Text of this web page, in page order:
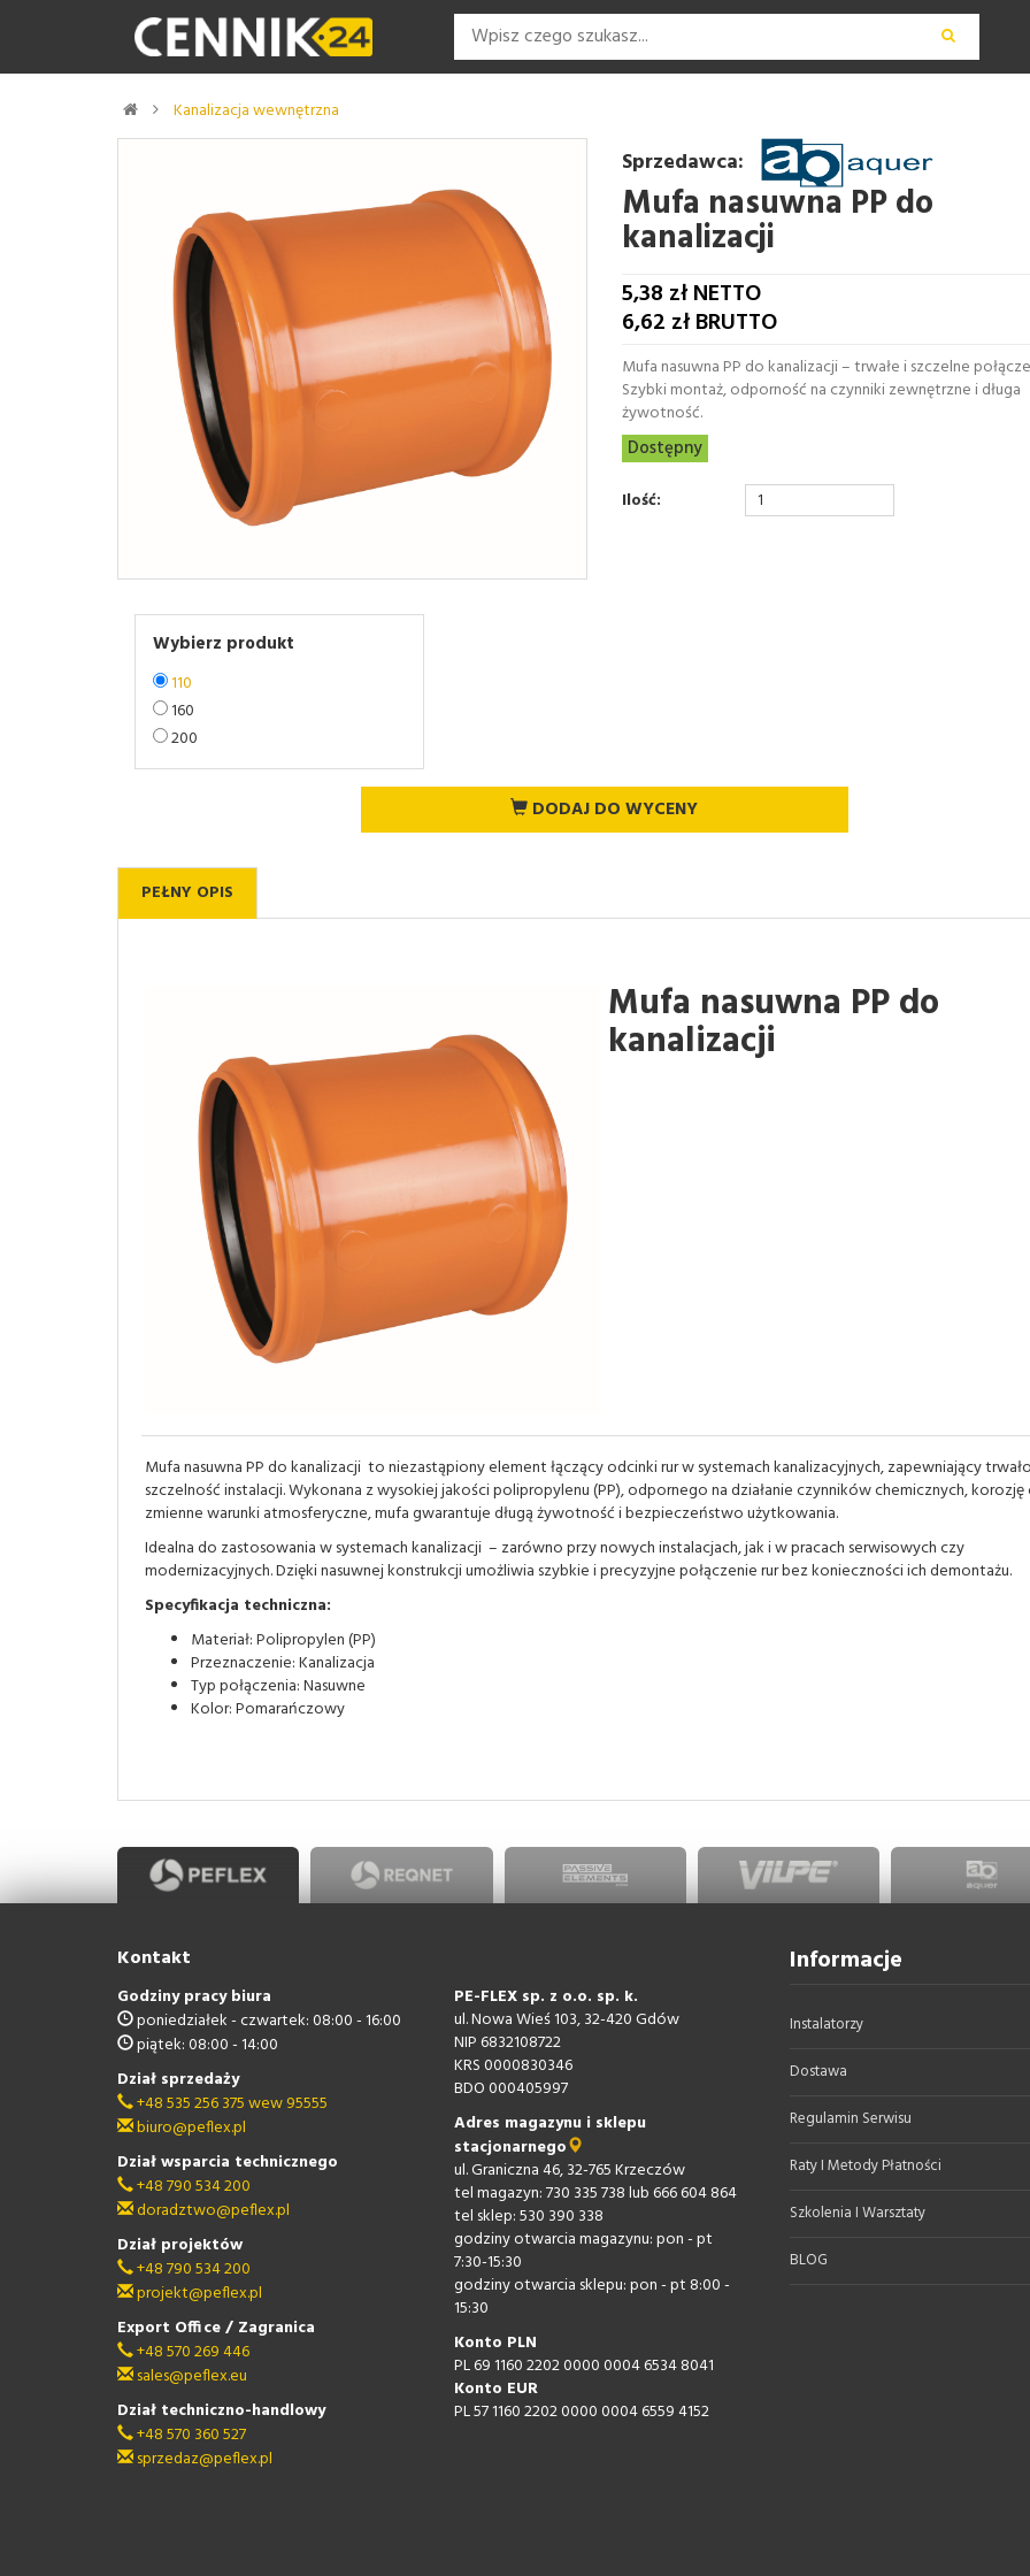
Kanalizacja wewnętrzna
Sprzedawca:
Mufa nasuwna PP do
kanalizacji
5,38 zł NETTO
6,62 zł BRUTTO
Mufa nasuwna PP do kanalizacji – trwałe i szczelne
Szybki montaż, odporność na czynniki zewnętrzne i długa
żywotność.
Dostępny
Ilość:
Wybierz produkt
110
160
200
DODAJ DO WYCENY
PEŁNY OPIS
Mufa nasuwna PP do
kanalizacji
Mufa nasuwna PP do kanalizacji to niezastąpiony element łączący odcinki rur w systemach kanalizacyjnych, zapewniający
szczelność instalacji. Wykonana z wysokiej jakości polipropylenu (PP), odpornego na działanie czynników chemicznych, korozję
zmienne warunki atmosferyczne, mufa gwarantuje długą żywotność i bezpieczeństwo użytkowania.
Idealna do zastosowania w systemach kanalizacji – zarówno przy nowych instalacjach, jak i w pracach serwisowych czy
modernizacyjnych. Dzięki nasuwnej konstrukcji umożliwia szybkie i precyzyjne połączenie rur bez konieczności ich demontażu.
Specyfikacja techniczna:
Materiał: Polipropylen (PP)
Przeznaczenie: Kanalizacja
Typ połączenia: Nasuwne
Kolor: Pomarańczowy
Kontakt
Godziny pracy biura
poniedziałek - czwartek: 08:00 - 16:00
piątek: 08:00 - 14:00
Dział sprzedaży
+48 535 256 375 wew 95555
biuro@peflex.pl
Dział wsparcia technicznego
+48 790 534 200
doradztwo@peflex.pl
Dział projektów
+48 790 534 200
projekt@peflex.pl
Export Office / Zagranica
+48 570 269 446
sales@peflex.eu
Dział techniczno-handlowy
+48 570 360 527
sprzedaz@peflex.pl
PE-FLEX sp. z o.o. sp. k.
ul. Nowa Wieś 103, 32-420 Gdów
NIP 6832108722
KRS 0000830346
BDO 000405997
Adres magazynu i sklepu
stacjonarnego
ul. Graniczna 46, 32-765 Krzeczów
tel magazyn: 730 335 738 lub 666 604 864
tel sklep: 530 390 338
godziny otwarcia magazynu: pon - pt
7:30-15:30
godziny otwarcia sklepu: pon - pt 8:00 -
15:30
Konto PLN
PL 69 1160 2202 0000 0004 6534 8041
Konto EUR
PL 57 1160 2202 0000 0004 6559 4152
Informacje
Instalatorzy
Dostawa
Regulamin Serwisu
Raty I Metody Płatności
Szkolenia I Warsztaty
BLOG